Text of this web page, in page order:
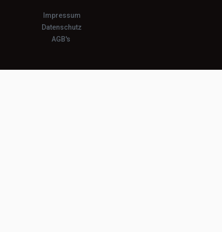
Impressum
Datenschutz
AGB's